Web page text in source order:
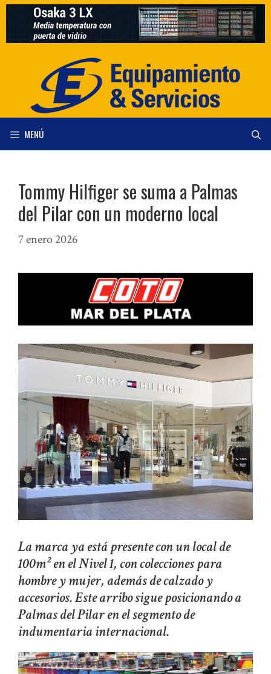
Saltar
contenido
MENÚ
Tommy Hilfiger se suma a Palmas
del Pilar con un moderno local
7 enero 2026
La marca ya está presente con un local de
100m² en el Nivel 1, con colecciones para
hombre y mujer, además de calzado y
accesorios. Este arribo sigue posicionando a
Palmas del Pilar en el segmento de
indumentaria internacional.